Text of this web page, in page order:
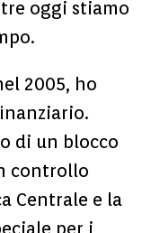
oggi stiamo
2005, ho
di un blocco
controllo
Centrale e la